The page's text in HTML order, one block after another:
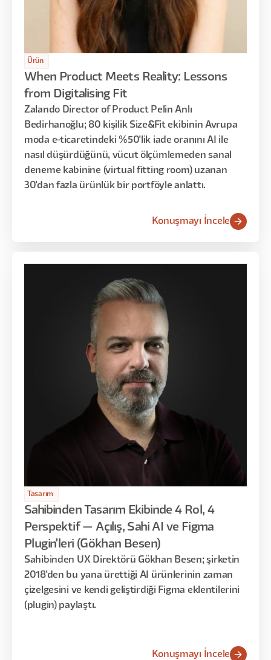
Ürün
When Product Meets Reality: Lessons
from Digitalising Fit
Zalando Director of Product Pelin Anlı
Bedirhanoğlu; 80 kişilik Size&Fit ekibinin Avrupa
moda e-ticaretindeki %50'lik iade oranını AI ile
nasıl düşürdüğünü, vücut ölçümlemeden sanal
deneme kabinine (virtual fitting room) uzanan
30'dan fazla ürünlük bir portföyle anlattı.
Konuşmayı İncele
Tasarım
Sahibinden Tasarım Ekibinde 4 Rol, 4
Perspektif — Açılış, Sahi AI ve Figma
Plugin'leri (Gökhan Besen)
Sahibinden UX Direktörü Gökhan Besen; şirketin
2018'den bu yana ürettiği AI ürünlerinin zaman
çizelgesini ve kendi geliştirdiği Figma eklentilerini
(plugin) paylaştı.
Konuşmayı İncele